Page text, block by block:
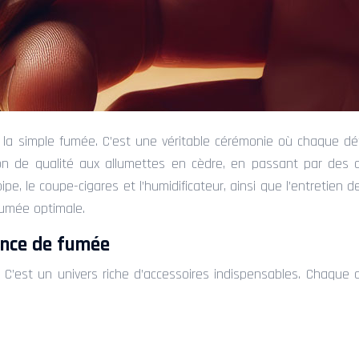
fumée. C’est une véritable cérémonie où chaque
de qualité aux allumettes en cèdre, en passant par des
le coupe-cigares et l’humidificateur, ainsi que l’entretien
optimale.
de fumée
un univers riche d’accessoires indispensables.